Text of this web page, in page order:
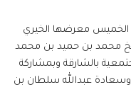
الخميس معرضها الخيري
محمد بن حميد بن محمد
بالشارقة وبمشاركة
عبدالله سلطان بن